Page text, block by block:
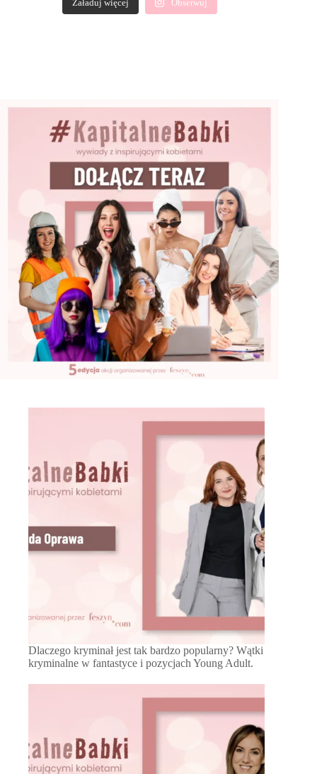
Załaduj więcej Obserwuj
Dlaczego kryminał jest tak bardzo popularny? Wątki
kryminalne w fantastyce i pozycjach Young Adult.